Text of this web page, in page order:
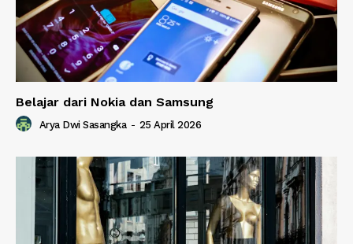
Belajar dari Nokia dan Samsung
Arya Dwi Sasangka - 25 April 2026